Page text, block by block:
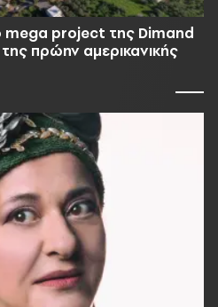
mega project της Dimand
πρώην αμερικανικής